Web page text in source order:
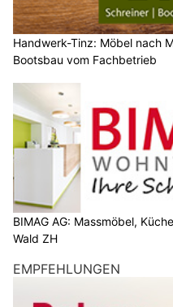
Handwerk-Tinz: Möbel nach
Bootsbau vom Fachbetrieb
BIMAG AG: Massmöbel,
Wald ZH
EMPFEHLUNGEN